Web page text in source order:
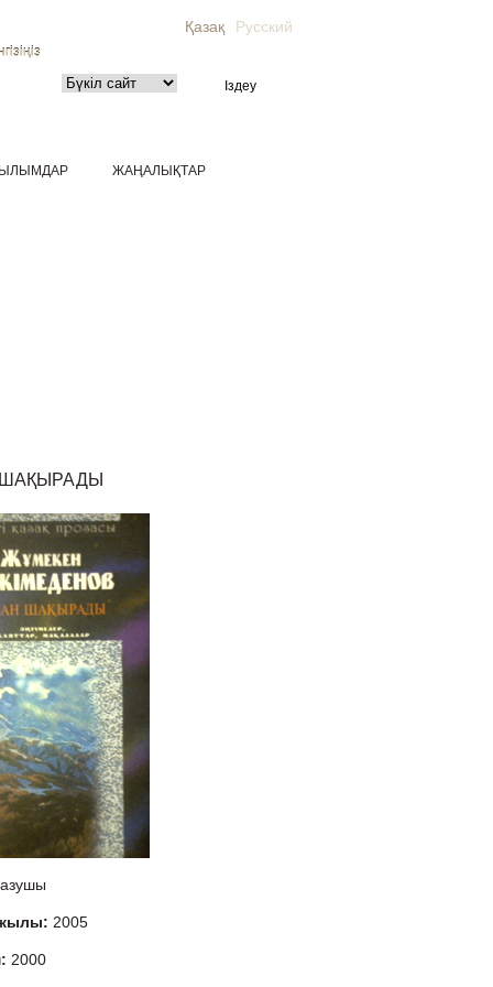
Қазақ Русский
ЖАҢАЛЫҚТАР
2005
2000